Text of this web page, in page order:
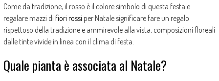
Come da tradizione, il rosso è il colore simbolo di questa festa e
regalare mazzi di fiori rossi per Natale significare fare un regalo
rispettoso della tradizione e ammirevole alla vista, composizioni floreali
dalle tinte vivide in linea con il clima di festa.
Quale pianta è associata al Natale?